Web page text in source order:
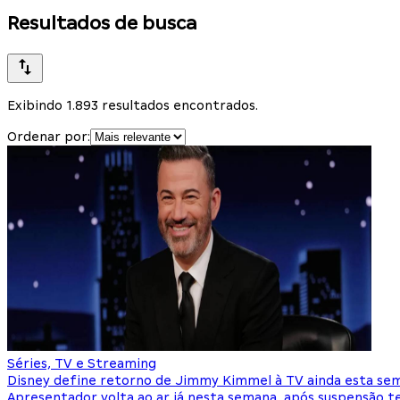
Resultados de busca
Exibindo 1.893 resultados encontrados.
Ordenar por:
Séries, TV e Streaming
Disney define retorno de Jimmy Kimmel à TV ainda esta